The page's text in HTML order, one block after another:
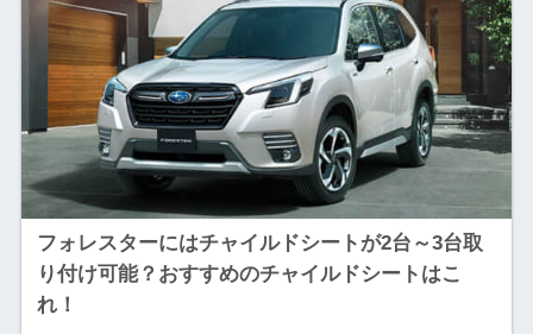
フォレスターにはチャイルドシートが2台～3台取
り付け可能？おすすめのチャイルドシートはこ
れ！